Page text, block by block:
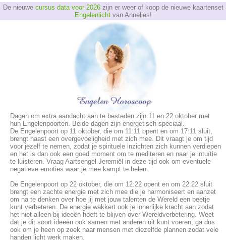
De nieuwe cursus data voor 2026zijn er weer of koop de nieuwe kaartenset
Engelenlichtvan Annelies!
Dagen om extra aandacht aan te besteden zijn 11 en 22 oktober met
hun Engelenpoorten. Beide dagen zijn energetisch speciaal.
De Engelenpoort op 11 oktober, die om 11:11 opent en om 17:11 sluit,
brengt haast een overgevoeligheid met zich mee. Dit vraagt je om tijd
voor jezelf te nemen, zodat je spirituele inzichten zich kunnen verdiepen
en het is dan ook een goed moment om te mediteren en naar je intuïtie
te luisteren. Vraag Aartsengel Jeremiël in deze tijd ook om eventuele
negatieve emoties waar je mee kampt te helen.
De Engelenpoort op 22 oktober, die om 12:22 opent en om 22:22 sluit
brengt een zachte energie met zich mee die je harmoniseert en aanzet
om na te denken over hoe jij met jouw talenten de Wereld een beetje
kunt verbeteren. De energie wakkert ook je innerlijke kracht aan zodat
het niet alleen bij ideeën hoeft te blijven over Wereldverbetering. Weet
dat je dit soort ideeën ook samen met anderen uit kunt voeren, ga dus
ook om je heen op zoek naar mensen met diezelfde plannen zodat vele
handen licht werk maken.